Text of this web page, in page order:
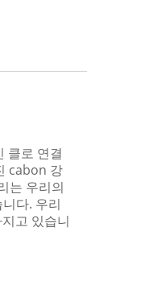
클로 연결
cabon 강
는 우리의
다. 우리
고 있습니